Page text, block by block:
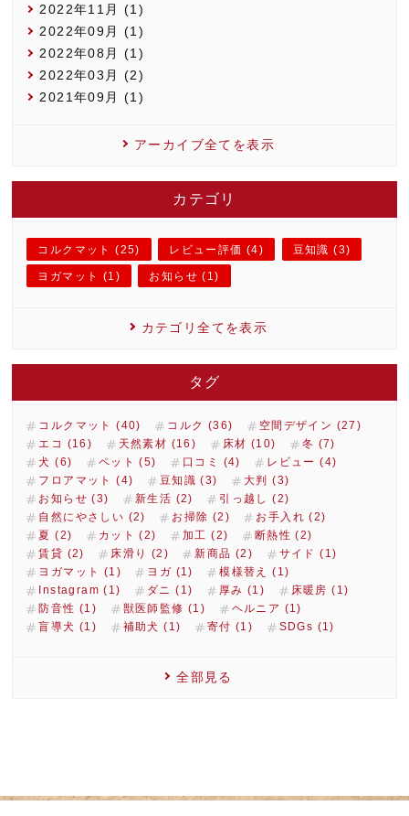
2022年11月 (1)
2022年09月 (1)
2022年08月 (1)
2022年03月 (2)
2021年09月 (1)
アーカイブ全てを表示
カテゴリ
コルクマット (25) レビュー評価 (4) 豆知識 (3)
ヨガマット (1) お知らせ (1)
カテゴリ全てを表示
タグ
コルクマット (40) コルク (36)
空間デザイン (27)
エコ (16)
天然素材 (16) 床材 (10)
冬 (7)
犬 (6)
ペット (5) 口コミ (4)
レビュー (4)
フロアマット (4)
豆知識 (3)
大判 (3)
お知らせ (3)
新生活 (2)
引っ越し (2)
自然にやさしい (2)
お掃除 (2)
お手入れ (2)
夏 (2)
カット (2) 加工 (2)
断熱性 (2)
賃貸 (2)
床滑り (2) 新商品 (2)
サイド (1)
ヨガマット (1)
ヨガ (1)
模様替え (1)
Instagram (1)
ダニ (1) 厚み (1)
床暖房 (1)
防音性 (1)
獣医師監修 (1)
ヘルニア (1)
盲導犬 (1)
補助犬 (1) 寄付 (1) SDGs (1)
全部見る